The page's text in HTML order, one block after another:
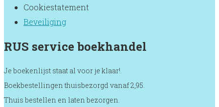
Cookiestatement
Beveiliging
RUS service boekhandel
Je boekenlijst staat al voor je klaar!.
Boekbestellingen thuisbezorgd vanaf 2,95.
Thuis bestellen en laten bezorgen.